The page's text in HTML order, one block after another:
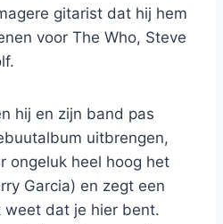
gitarist dat hij hem
voor The Who, Steve
hij en zijn band pas
uitbrengen,
ongeluk heel hoog het
Garcia) en zegt een
weet dat je hier bent.